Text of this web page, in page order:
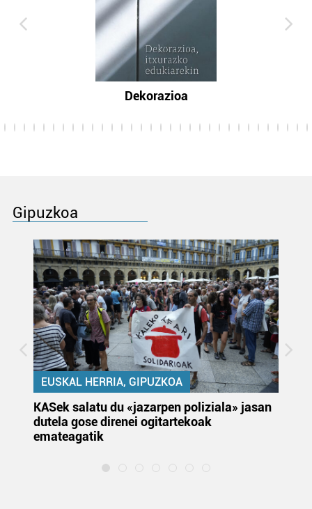
Dekorazioa
Gipuzkoa
EUSKAL HERRIA, GIPUZKOA
KASek salatu du «jazarpen poliziala» jasan
dutela gose direnei ogitartekoak
emateagatik